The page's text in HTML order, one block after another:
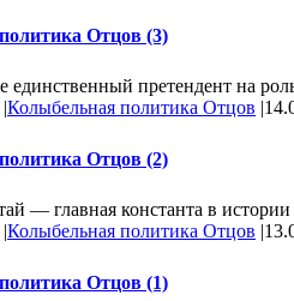
Отцов (3)
единственный претендент на
|Колыбельная политика Отцов |
Отцов (2)
— главная константа в
|Колыбельная политика Отцов |
Отцов (1)